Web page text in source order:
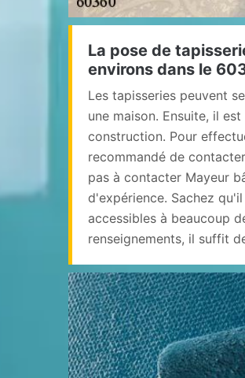
La pose de
environs dans le
Les tapisseries peuvent
une maison. Ensuite, il
construction. Pour
recommandé de
pas à contacter Mayeur
d'expérience. Sachez
accessibles à beaucoup
renseignements, il suffit